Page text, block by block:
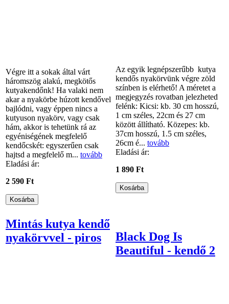
Végre itt a sokak által várt
háromszög alakú, megkötős
kutyakendőnk! Ha valaki nem
akar a nyakörbe húzott kendővel
bajlódni, vagy éppen nincs a
kutyuson nyakörv, vagy csak
hám, akkor is tehetünk rá az
egyéniségének megfelelő
kendőcskét: egyszerűen csak
hajtsd a megfelelő m... tovább
Eladási ár:
2 590 Ft
Az egyik legnépszerűbb kutya
kendős nyakörvünk végre zöld
színben is elérhető! A méretet a
megjegyzés rovatban jelezheted
felénk: Kicsi: kb. 30 cm hosszú,
1 cm széles, 22cm és 27 cm
között állítható. Közepes: kb.
37cm hosszú, 1.5 cm széles,
26cm é... tovább
Eladási ár:
1 890 Ft
Mintás kutya kendő
nyakörvvel - piros
Black Dog Is
Beautiful - kendő 2